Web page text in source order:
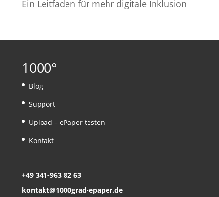
Ein Leitfaden für mehr digitale Inklusion
1000°
Blog
Support
Upload – ePaper testen
Kontakt
+49 341-963 82 63
kontakt@1000grad-epaper.de